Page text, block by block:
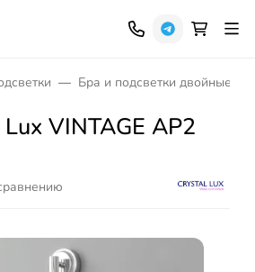
Бра и подсветки двойные
VINTAGE AP2